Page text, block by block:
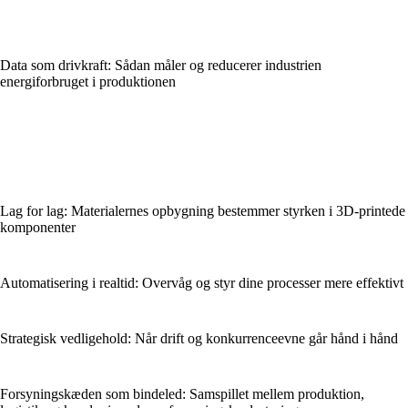
Data som drivkraft: Sådan måler og reducerer industrien
energiforbruget i produktionen
Lag for lag: Materialernes opbygning bestemmer styrken i 3D-printede
komponenter
Automatisering i realtid: Overvåg og styr dine processer mere effektivt
Strategisk vedligehold: Når drift og konkurrenceevne går hånd i hånd
Forsyningskæden som bindeled: Samspillet mellem produktion,